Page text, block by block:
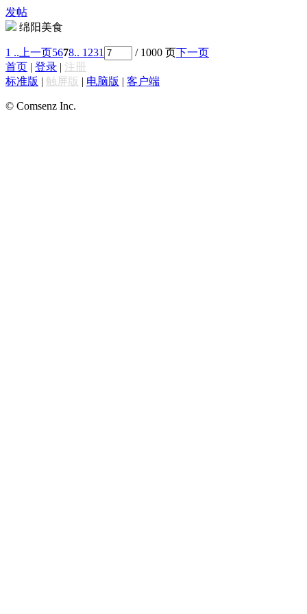
发帖
绵阳美食
1 .. 上一页5678.. 1231 / 1000 页下一页
首页 | 登录 | 注册
标准版 | 触屏版 | 电脑版 | 客户端
© Comsenz Inc.